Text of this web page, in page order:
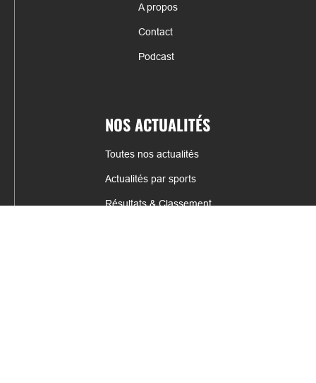
A propos
Contact
Podcast
NOS ACTUALITÉS
Toutes nos actualités
Actualités par sports
Résultats & Classement